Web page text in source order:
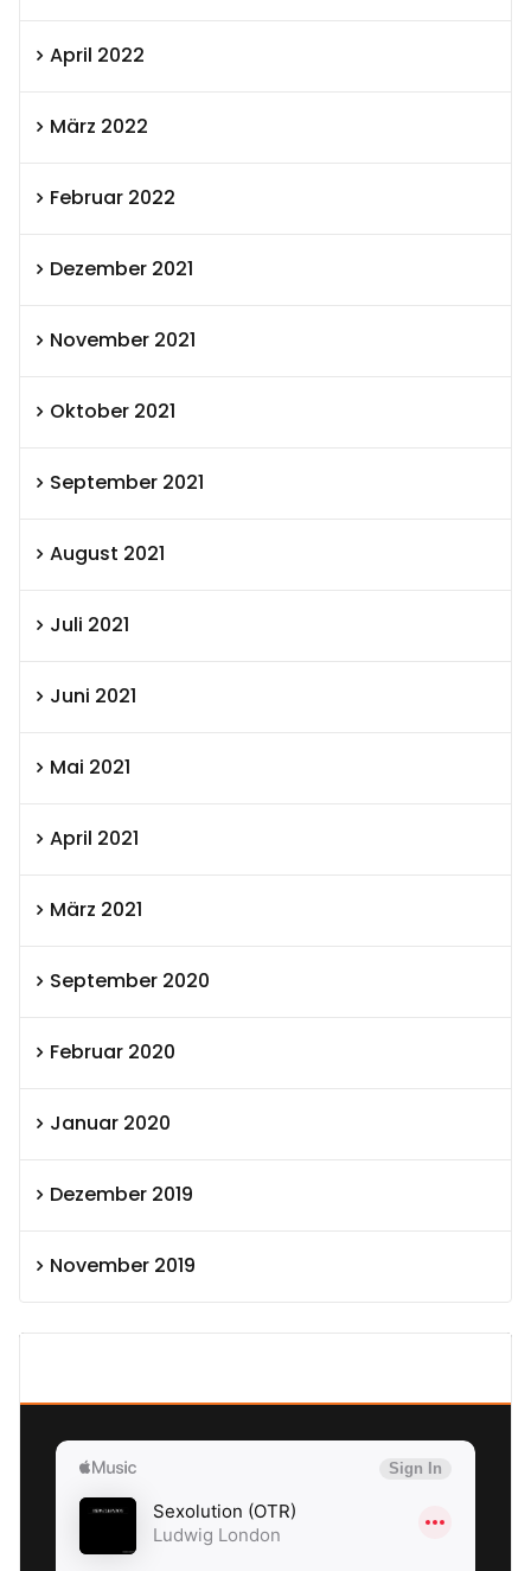
April 2022
März 2022
Februar 2022
Dezember 2021
November 2021
Oktober 2021
September 2021
August 2021
Juli 2021
Juni 2021
Mai 2021
April 2021
März 2021
September 2020
Februar 2020
Januar 2020
Dezember 2019
November 2019